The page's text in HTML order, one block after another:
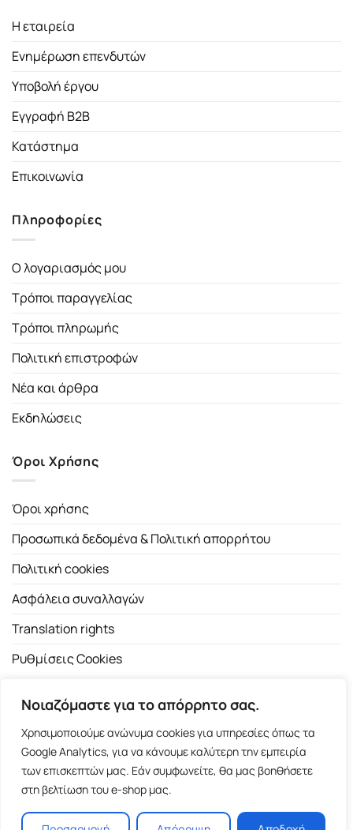
Νοιαζόμαστε για το απόρρητο σας.
Χρησιμοποιούμε ανώνυμα cookies για υπηρεσίες όπως τα
Google Analytics, για να κάνουμε καλύτερη την εμπειρία
των επισκεπτών μας. Εάν συμφωνείτε, θα μας βοηθήσετε
στη βελτίωση του e-shop μας.
Η εταιρεία
Ενημέρωση επενδυτών
Υποβολή έργου
Εγγραφή B2B
Κατάστημα
Επικοινωνία
Πληροφορίες
Ο λογαριασμός μου
Τρόποι παραγγελίας
Τρόποι πληρωμής
Πολιτική επιστροφών
Νέα και άρθρα
Εκδηλώσεις
Όροι Χρήσης
Όροι χρήσης
Προσωπικά δεδομένα & Πολιτική απορρήτου
Πολιτική cookies
Ασφάλεια συναλλαγών
Translation rights
Ρυθμίσεις Cookies
Copyright 2026 ©Εκδοτικός Οίκος Α.Α. Λιβάνη| All rights
reserved.
Σόλωνος 98, 10680 Αθήνα | Τ:2103661200- F: 2103617791